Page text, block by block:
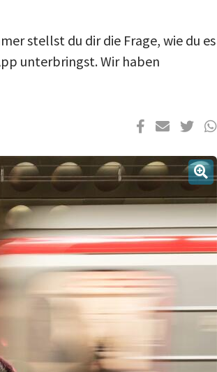
stellst du dir die Frage, wie du es
unterbringst. Wir haben